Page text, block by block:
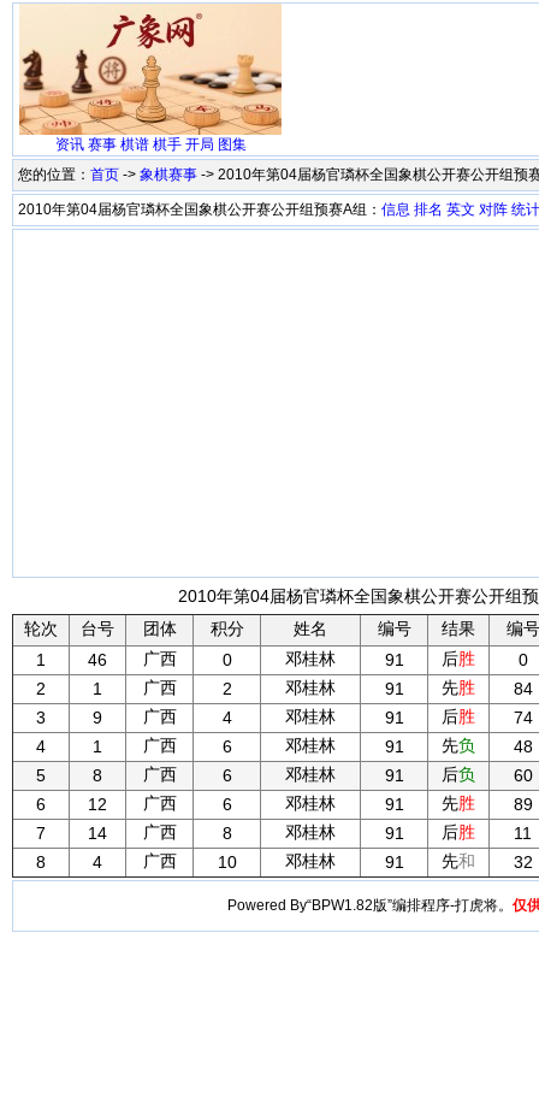
资讯 赛事 棋谱 棋手 开局 图集
您的位置： 首页 -> 象棋赛事 -> 2010年第04届杨官璘杯全国象棋公开赛公开组预
2010年第04届杨官璘杯全国象棋公开赛公开组预赛A组： 信息 排名 英文 对阵 统计
2010年第04届杨官璘杯全国象棋公开赛公开组
轮次
台号 团体 积分 姓名 编号 结果
编号
1
46 广西 0 邓桂林 91 后胜
0
2
1 广西 2 邓桂林 91 先胜
84
3
9 广西 4 邓桂林 91 后胜
74
4
1 广西 6 邓桂林 91 先负
48
5
8 广西 6 邓桂林 91 后负
60
6
12 广西 6 邓桂林 91 先胜
89
7
14 广西 8 邓桂林 91 后胜
11
8
4 广西 10 邓桂林 91 先和 32
Powered By“BPW1.82版”编排程序-打虎将。 仅